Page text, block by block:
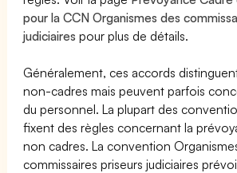
pour la CCN Organismes des
judiciaires pour plus de détails.
Généralement, ces accords
non-cadres mais peuvent parfois
du personnel. La plupart des
fixent des règles concernant la
non cadres. La convention
commissaires priseurs judiciaires